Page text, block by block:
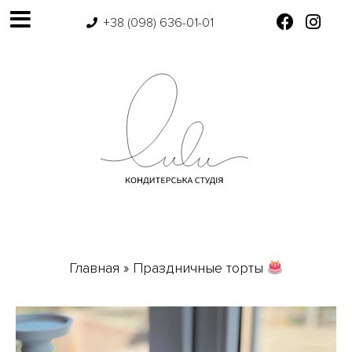
+38 (098) 636-01-01
Главная » Праздничные торты